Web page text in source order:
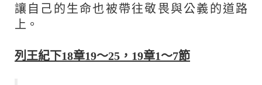
讓自己的生命也被帶往敬畏與公義的道路
上。
列王紀下18章19～25，19章1～7節